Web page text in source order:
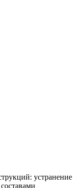
устранение